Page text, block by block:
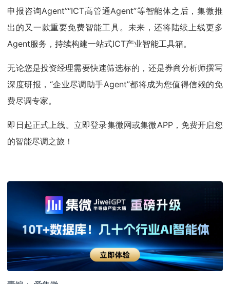
申报咨询Agent”“ICT高管通Agent”等智能体之后，集微推
出的又一款重要免费智能工具。未来，还将陆续上线更多
Agent服务，持续构建一站式ICT产业智能工具箱。
无论您是投资经理需要快速筛选标的，还是券商分析师撰写
深度研报，“企业尽调助手Agent”都将成为您值得信赖的免
费尽调专家。
即日起正式上线。立即登录集微网或集微APP，免费开启您
的智能尽调之旅！